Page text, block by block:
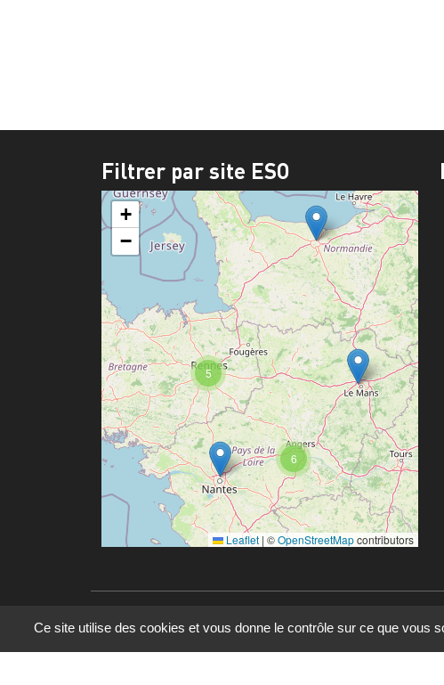
Filtrer par site ESO
6
5
+
−
Leaflet | ©OpenStreetMapcontributors
Ce site utilise des cookies et vous donne le contrôle sur ce que vous